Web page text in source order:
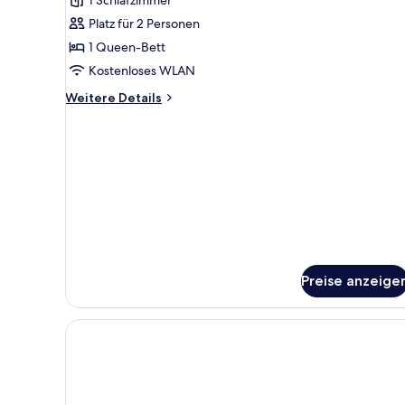
Room
anzeigen
Platz für 2 Personen
1 Queen-Bett
Kostenloses WLAN
Weitere Details
Weitere
Preise